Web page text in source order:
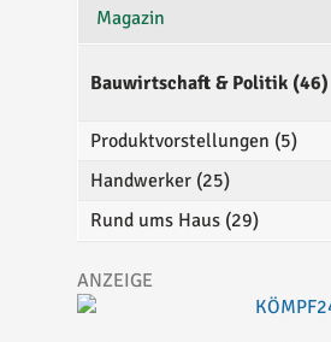
Magazin
Bauwirtschaft & Politik (46)
Produktvorstellungen (5)
Handwerker (25)
Rund ums Haus (29)